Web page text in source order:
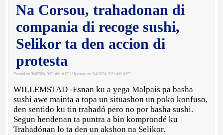
Na Corsou, trahadonan di
compania di recoge sushi,
Selikor ta den accion di
protesta
Posted on 3/4/2024, 9:21 AM AST | Updated on 3/4/2024, 9:21 AM AST
WILLEMSTAD -Esnan ku a yega Malpais pa basha
sushi awe mainta a topa un situashon un poko konfuso,
den sentido ku tin trahadó pero no por basha sushi.
Segun hendenan ta puntra a bin komprondé ku
Trahadónan lo ta den un akshon na Selikor.